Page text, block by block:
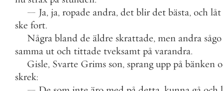
— Ja, ja, ropade andra, det blir det bästa, och låt
ske fort.
Några bland de äldre skrattade, men andra sågo
samma ut och tittade tveksamt på varandra.
Gisle, Svarte Grims son, sprang upp på bänken
skrek: